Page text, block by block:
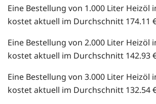
Eine Bestellung von 1.000 Liter Heizöl
kostet aktuell im Durchschnitt 174.11
Eine Bestellung von 2.000 Liter Heizöl
kostet aktuell im Durchschnitt 142.93
Eine Bestellung von 3.000 Liter Heizöl
kostet aktuell im Durchschnitt 132.54